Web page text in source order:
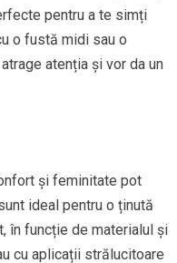
pentru a te simți
o fustă midi sau o
atenția și vor da un
și feminitate pot
ideal pentru o ținută
în funcție de materialul și
cu aplicații strălucitoare